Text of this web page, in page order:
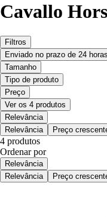
Cavallo
Filtros
Enviado no prazo de 24 horas
Tamanho
Tipo de produto
Preço
Ver os 4 produtos
Relevância
Relevância
Preço
4 produtos
Ordenar por
Relevância
Relevância
Preço